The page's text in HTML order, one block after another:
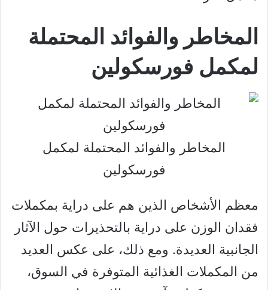
المخاطر والفوائد المحتملة
لمكمل فورسكولين
المخاطر والفوائد المحتملة لمكمل
فورسكولين
معظم الأشخاص الذين هم على دراية بمكملات
فقدان الوزن على دراية بالتحذيرات حول الآثار
الجانبية العديدة. ومع ذلك، على عكس العديد
من المكملات الغذائية المتوفرة في السوق،